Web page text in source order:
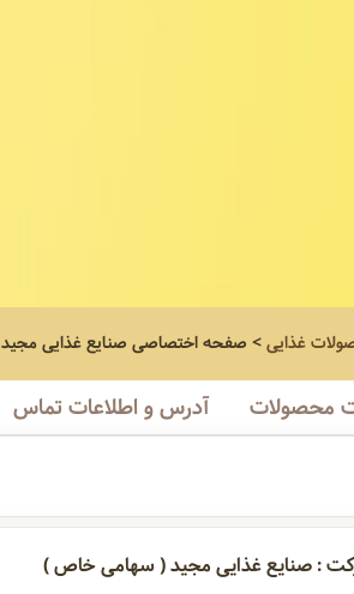
غذایی> صفحه اختصاصی صنایع غذایی مجید
محصولات آدرس و اطلاعات تماس
: صنایع غذایی مجید ( سهامی خاص )